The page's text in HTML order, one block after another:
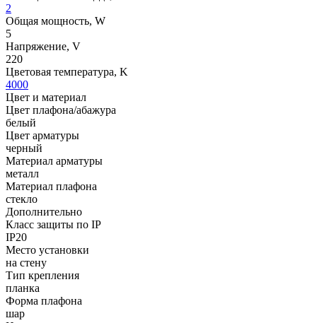
2
Общая мощность, W
5
Напряжение, V
220
Цветовая температура, K
4000
Цвет и материал
Цвет плафона/абажура
белый
Цвет арматуры
черный
Материал арматуры
металл
Материал плафона
стекло
Дополнительно
Класс защиты по IP
IP20
Место установки
на стену
Тип крепления
планка
Форма плафона
шар